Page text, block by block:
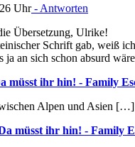
Uhr- Antworten
Übersetzung, Ulrike!
Schrift gab, weiß
ja an sich schon absurd
müsst ihr hin! - Family
Alpen und Asien […]
müsst ihr hin! - Family